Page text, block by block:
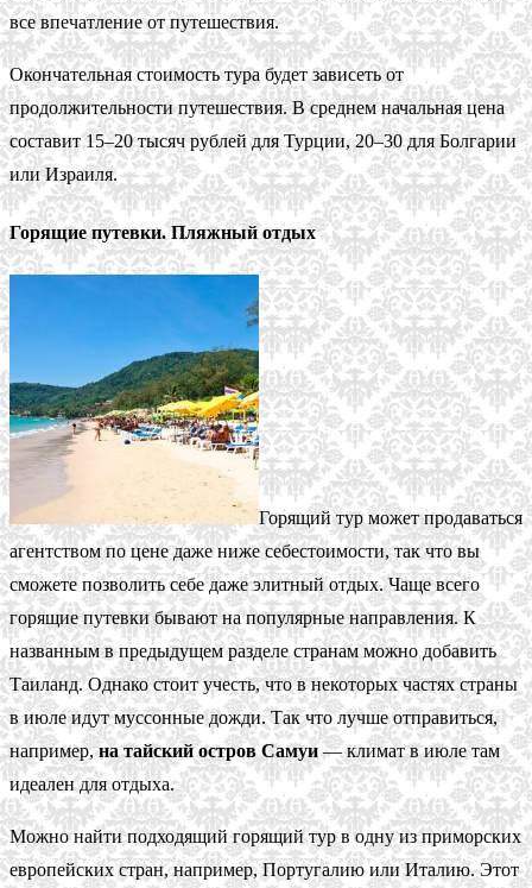
все впечатление от путешествия.
Окончательная стоимость тура будет зависеть от
продолжительности путешествия. В среднем начальная цена
составит 15–20 тысяч рублей для Турции, 20–30 для Болгарии
или Израиля.
Горящие путевки. Пляжный отдых
Горящий тур может продаваться
агентством по цене даже ниже себестоимости, так что вы
сможете позволить себе даже элитный отдых. Чаще всего
горящие путевки бывают на популярные направления. К
названным в предыдущем разделе странам можно добавить
Таиланд. Однако стоит учесть, что в некоторых частях страны
в июле идут муссонные дожди. Так что лучше отправиться,
например,на тайский остров Самуи— климат в июле там
идеален для отдыха.
Можно найти подходящий горящий тур в одну из приморских
европейских стран, например, Португалию или Италию. Этот